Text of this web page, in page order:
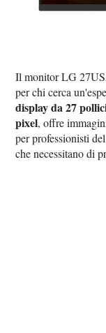
Il monitor LG
per chi cerca
display da 27
pixel, offre
per professionisti
che necessitano di